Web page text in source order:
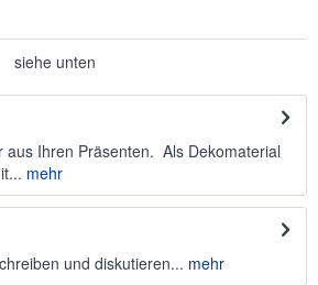
siehe unten
aus Ihren Präsenten. Als Dekomaterial
mehr
und diskutieren... mehr